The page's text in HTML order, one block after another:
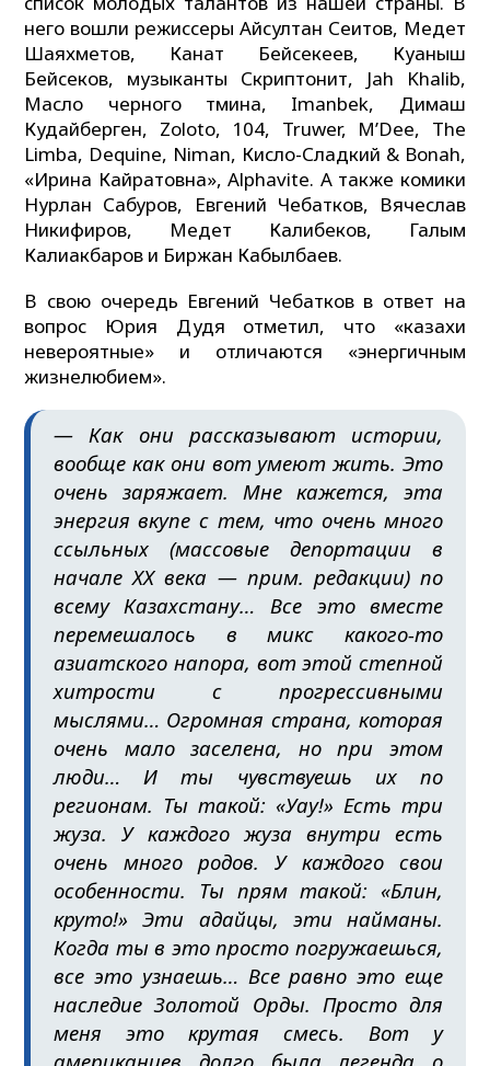
него вошли режиссеры Айсултан Сеитов, Медет
Шаяхметов, Канат Бейсекеев, Куаныш
Бейсеков, музыканты Скриптонит, Jah Khalib,
Масло черного тмина, Imanbek, Димаш
Кудайберген, Zoloto, 104, Truwer, M’Dee, The
Limba, Dequine, Niman, Кисло-Сладкий & Bonah,
«Ирина Кайратовна», Alphavite. А также комики
Нурлан Сабуров, Евгений Чебатков, Вячеслав
Никифиров, Медет Калибеков, Галым
Калиакбаров и Биржан Кабылбаев.
В свою очередь Евгений Чебатков в ответ на
вопрос Юрия Дудя отметил, что «казахи
невероятные» и отличаются «энергичным
жизнелюбием».
— Как они рассказывают истории,
вообще как они вот умеют жить. Это
очень заряжает. Мне кажется, эта
энергия вкупе с тем, что очень много
ссыльных (массовые депортации в
начале XX века — прим. редакции) по
всему Казахстану… Все это вместе
перемешалось в микс какого-то
азиатского напора, вот этой степной
хитрости с прогрессивными
мыслями… Огромная страна, которая
очень мало заселена, но при этом
люди… И ты чувствуешь их по
регионам. Ты такой: «Уау!» Есть три
жуза. У каждого жуза внутри есть
очень много родов. У каждого свои
особенности. Ты прям такой: «Блин,
круто!» Эти адайцы, эти найманы.
Когда ты в это просто погружаешься,
все это узнаешь… Все равно это еще
наследие Золотой Орды. Просто для
меня это крутая смесь. Вот у